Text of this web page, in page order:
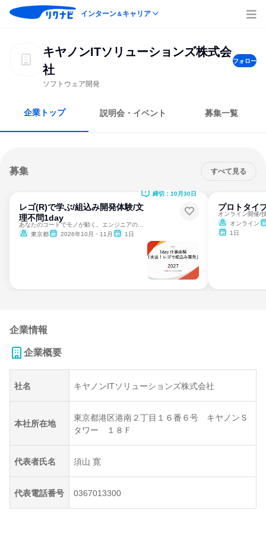
インターン＆キャリア
キヤノンITソリューションズ株式会
社
フォロー
ソフトウェア開発
企業トップ 説明会・イベント 募集一覧
募集 すべて見る
レゴ(R)で学ぶ/組込み開発体験/文
理不問1day
東京都
2026年10月・11月 1日
締切：10月30日
プロトタイ
オンライン
1日
企業情報
企業概要
社名 キヤノンITソリューションズ株式会社
本社所在地
東京都港区港南２丁目１６番６号 キヤノンＳ
タワー １８Ｆ
代表者氏名 須山 寛
代表電話番号 0367013300